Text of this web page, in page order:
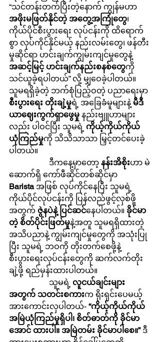
“သင်တန်းတက်ပြီးတဲ့နောက် ကျွန်မဟာ
အဖိုးမဖြတ်နိုင်တဲ့ အတွေ့အကြုံတွေ၊
ကိုယ်ပိုင်စီးပွားရေး လုပ်ငန်းကို ထိရောက်
စွာ လုပ်ကိုင်နိုင်မယ့် နည်းလမ်းတွေ၊ ဖန်တီး
မှုဆိုင်ရာ ဟင်းချက်ကျွမ်းကျင်မှုတွေနဲ့
အဆင့်မြင့် ဟင်းချက်နည်းစနစ်တွေကို
သင်ယူခဲ့ရပါတယ်” လို့ မျှဝေခဲ့ပါတယ်။
သူမရရှိခဲ့တဲ့ ဘက်စုံပြည့်ဝတဲ့ ပညာရေးမှာ
စီးပွားရေး တိုးချဲ့မှုရဲ့ အခြေခံမူများနဲ့ မီဒီ
ယာဈေးကွက်ရှာဖွေမှု နည်းဗျူဟာများ
လည်း ပါဝင်ပြီး သူမရဲ့ ကိုယ့်ကိုယ်ကိုယ်
ယုံကြည်မှုကို သိသိသာသာ မြှင့်တင်ပေးခဲ့
ပါတယ်။
		ဒီကနေ့မှာတော့
နန်းအိစိုးဟာ မဲ
ဆောက်ရှိ ကော်ဖီဆိုင်တစ်ဆိုင်မှာ
Barista အဖြစ် လုပ်ကိုင်နေပြီး သူမရဲ့
ကိုယ်ပိုင်လုပ်ငန်းကို ပြန်လည်ဖွင့်လှစ်ဖို့
အတွက် ဇွဲနပဲနဲ့ ပြင်ဆင်နေပါတယ်။ ခိုင်မာ
တဲ့ စိတ်ပိုင်းဖြတ်မှုနဲ့အတူ သူမရရှိထားတဲ့
အသိပညာနဲ့ ကျွမ်းကျင်မှုတွေကို အသုံးပြု
ပြီး သူမရဲ့ ဘဝကို တိုးတက်စေဖို့နဲ့
စီးပွားရေးလုပ်ငန်းတွေကို ဆက်လက်တိုး
ချဲ့ဖို့ ရည်မှန်းထားပါတယ်။
		သူမရဲ့
လူငယ်ချင်းများ
အတွက် သတင်းစကားက ရိုးရှင်းပေမယ့်
အားကောင်းလှပါတယ်- “ကိုယ့်ကိုယ်ကိုယ်
အမြဲယုံကြည်မှုရှိပါ၊ စိတ်ဓာတ်ကို ခိုင်မာ
အောင် ထားပါ။ အမြဲတမ်း ခိုင်မာပါစေ။” ဒီ